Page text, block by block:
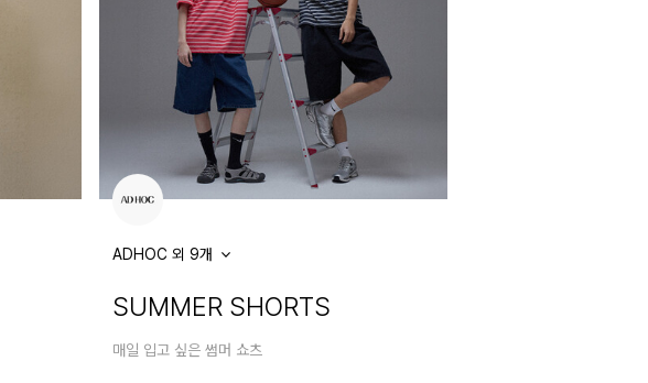
ADHOC 외 9개
SUMMER SHORTS
매일 입고 싶은 썸머 쇼츠